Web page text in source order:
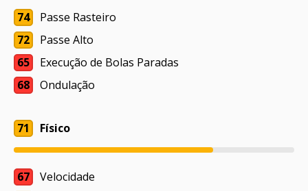
74
Passe Rasteiro
72
Passe Alto
65
Execução de Bolas Paradas
68
Ondulação
71 Físico
67
Velocidade